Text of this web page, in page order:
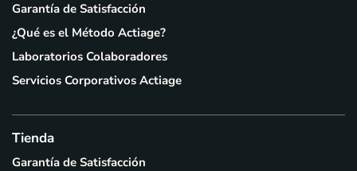
Garantía de Satisfacción
¿Qué es el Método Actiage?
Laboratorios Colaboradores
Servicios Corporativos Actiage
Tienda
Garantía de Satisfacción